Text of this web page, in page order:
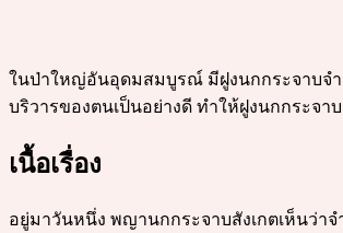
ในป่าใหญ่อันอุดมสมบูรณ์ มีฝูงนกกระจาบจ
บริวารของตนเป็นอย่างดี ทำให้ฝูงนกกระจ
เนื้อเรื่อง
อยู่มาวันหนึ่ง พญานกกระจาบสังเกตเห็นว่า